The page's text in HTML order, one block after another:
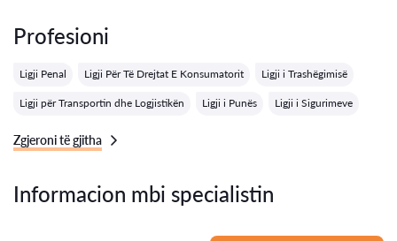
Profesioni
Ligji Penal Ligji Për Të Drejtat E Konsumatorit Ligji i Trashëgimisë
Ligji për Transportin dhe Logjistikën Ligji i Punës Ligji i Sigurimeve
Zgjeroni të gjitha
Informacion mbi specialistin